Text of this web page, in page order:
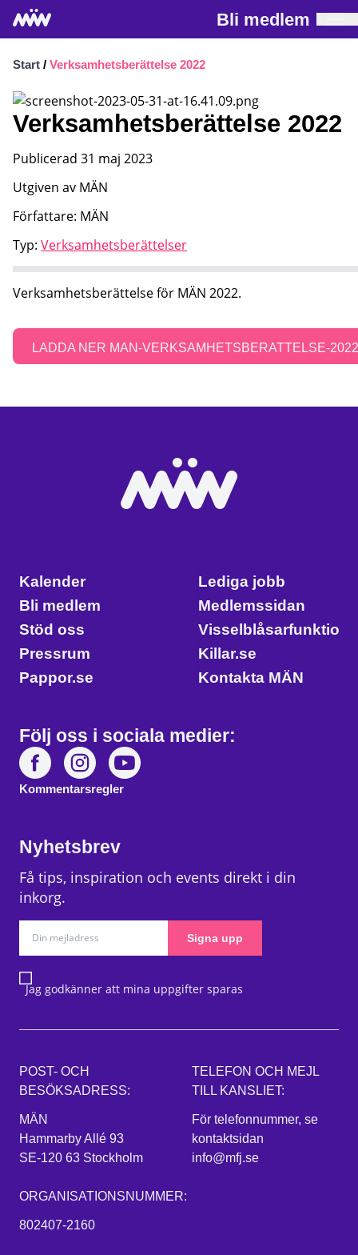
Bli medlem
Start / Verksamhetsberättelse 2022
Verksamhetsberättelse 2022
Publicerad 31 maj 2023
Utgiven av MÄN
Författare: MÄN
Typ: Verksamhetsberättelser
Verksamhetsberättelse för MÄN 2022.
LADDA NER MAN-VERKSAMHETSBERATTELSE-2022
Kalender
Lediga jobb
Bli medlem
Medlemssidan
Stöd oss
Visselblåsarfunktion
Pressrum
Killar.se
Pappor.se
Kontakta MÄN
Följ oss i sociala medier:
Kommentarsregler
Nyhetsbrev
Få tips, inspiration och events direkt i din
inkorg.
Signa upp
Jag godkänner att mina uppgifter sparas
POST- OCH
BESÖKSADRESS:
MÄN
Hammarby Allé 93
SE-120 63 Stockholm
TELEFON OCH MEJL
TILL KANSLIET:
För telefonnummer, se
kontaktsidan
info@mfj.se
ORGANISATIONSNUMMER:
802407-2160